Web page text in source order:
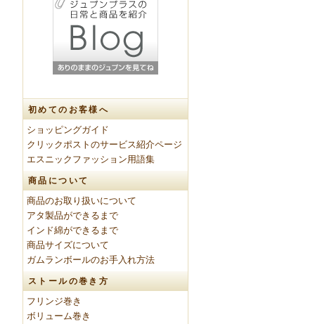
初めてのお客様へ
ショッピングガイド
クリックポストのサービス紹介ページ
エスニックファッション用語集
商品について
商品のお取り扱いについて
アタ製品ができるまで
インド綿ができるまで
商品サイズについて
ガムランボールのお手入れ方法
ストールの巻き方
フリンジ巻き
ボリューム巻き